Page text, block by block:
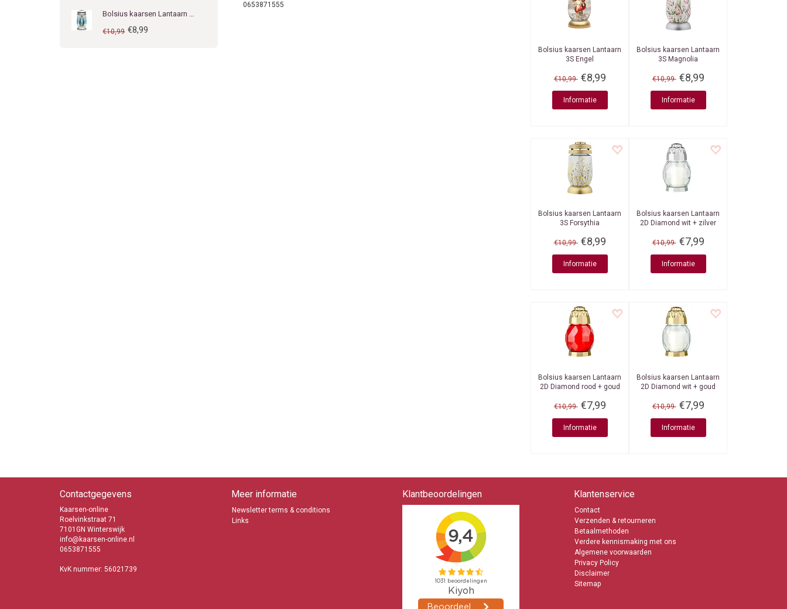
Bolsius kaarsen Lantaarn 3S Maria Fatima
€10,99 €8,99
0653871555
Bolsius kaarsen Lantaarn
3S Engel
€10,99 €8,99
Informatie
Bolsius kaarsen Lantaarn
3S Magnolia
€10,99 €8,99
Informatie
Bolsius kaarsen Lantaarn
3S Forsythia
€10,99 €8,99
Informatie
Bolsius kaarsen Lantaarn
2D Diamond wit + zilver
€10,99 €7,99
Informatie
Bolsius kaarsen Lantaarn
2D Diamond rood + goud
€10,99 €7,99
Informatie
Bolsius kaarsen Lantaarn
2D Diamond wit + goud
€10,99 €7,99
Informatie
Contactgegevens
Kaarsen-online
Roelvinkstraat 71
7101GN Winterswijk
info@kaarsen-online.nl
0653871555
KvK nummer: 56021739
Meer informatie
Newsletter terms & conditions
Links
Klantbeoordelingen Klantenservice
Contact
Verzenden & retourneren
Betaalmethoden
Verdere kennismaking met ons
Algemene voorwaarden
Privacy Policy
Disclaimer
Sitemap